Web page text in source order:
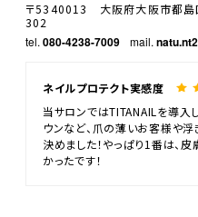
〒5340013 大阪府大阪市都島
302
tel. 080-4238-7009 mail.
ネイルプロテクト実感度
当サロンではTITANAILを導入
ウンなど、爪の薄いお客様や
決めました！やっぱり1番は、
かったです！